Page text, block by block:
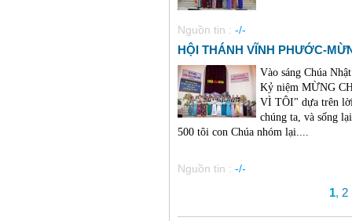
Nguồn tin : -/-
HỘI THÁNH VĨNH PHƯỚC-
Vào sáng Chúa
Kỷ niệm MỪNG
VÌ TÔI" dựa trên
chúng ta, và sống
500 tôi con Chúa nhóm lại....
Nguồn tin : -/-
1, 2